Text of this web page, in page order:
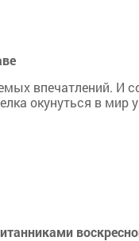
впечатлений. И
окунуться в мир